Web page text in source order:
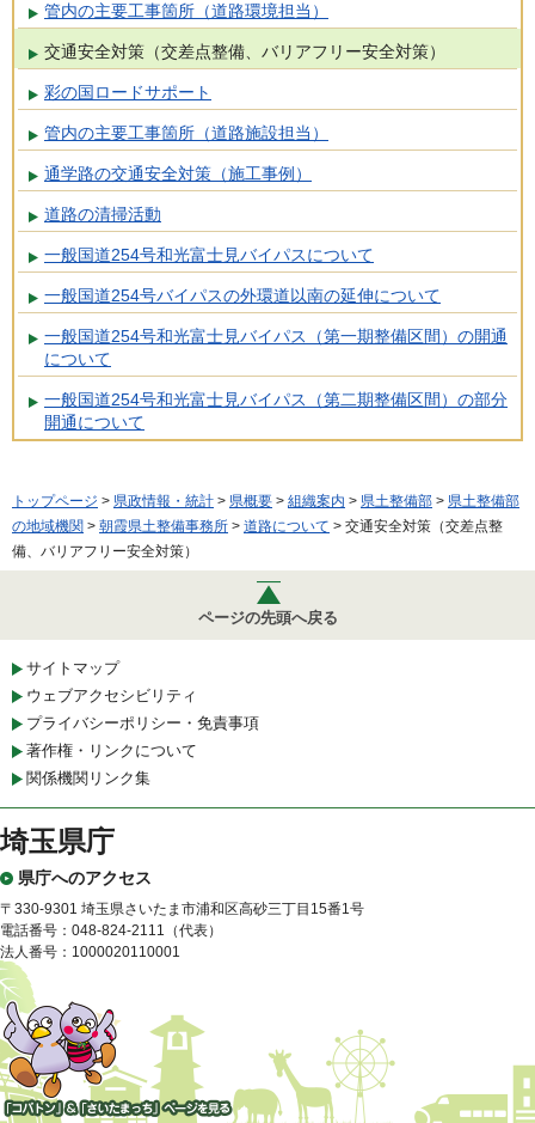
管内の主要工事箇所（道路環境担当）
交通安全対策（交差点整備、バリアフリー安全対策）
彩の国ロードサポート
管内の主要工事箇所（道路施設担当）
通学路の交通安全対策（施工事例）
道路の清掃活動
一般国道254号和光富士見バイパスについて
一般国道254号バイパスの外環道以南の延伸について
一般国道254号和光富士見バイパス（第一期整備区間）の開通
について
一般国道254号和光富士見バイパス（第二期整備区間）の部分
開通について
トップページ > 県政情報・統計 > 県概要 > 組織案内 > 県土整備部 > 県土整備部
の地域機関 > 朝霞県土整備事務所 > 道路について > 交通安全対策（交差点整
備、バリアフリー安全対策）
ページの先頭へ戻る
サイトマップ
ウェブアクセシビリティ
プライバシーポリシー・免責事項
著作権・リンクについて
関係機関リンク集
埼玉県庁
県庁へのアクセス
〒330-9301 埼玉県さいたま市浦和区高砂三丁目15番1号
電話番号：048-824-2111（代表）
法人番号：1000020110001
「コバトン」&「さいたまっ